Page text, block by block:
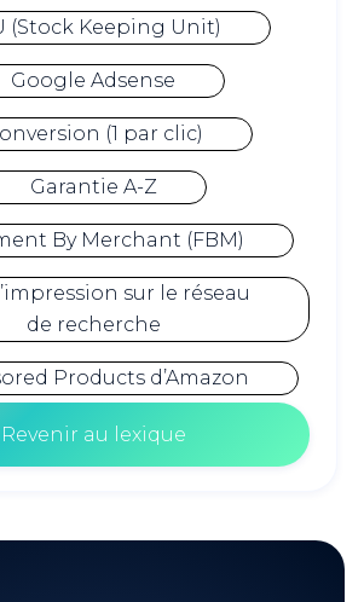
(Stock Keeping Unit)
Google Adsense
(1 par clic)
Garantie A-Z
By Merchant (FBM)
sur le réseau
de recherche
Products d’Amazon
Revenir au lexique